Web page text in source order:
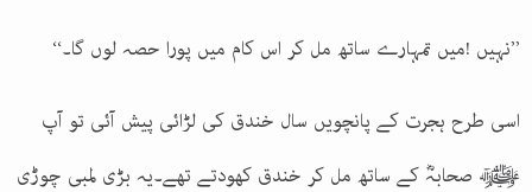
’’نہیں !میں تمہارے ساتھ مل کر اس کام میں پورا حصہ لوں گا۔‘‘
اسی طرح ہجرت کے پانچویں سال خندق کی لڑائی پیش آئی تو آپ
ﷺ صحابہؓ کے ساتھ مل کر خندق کھودتے تھے۔یہ بڑی لمبی چوڑی